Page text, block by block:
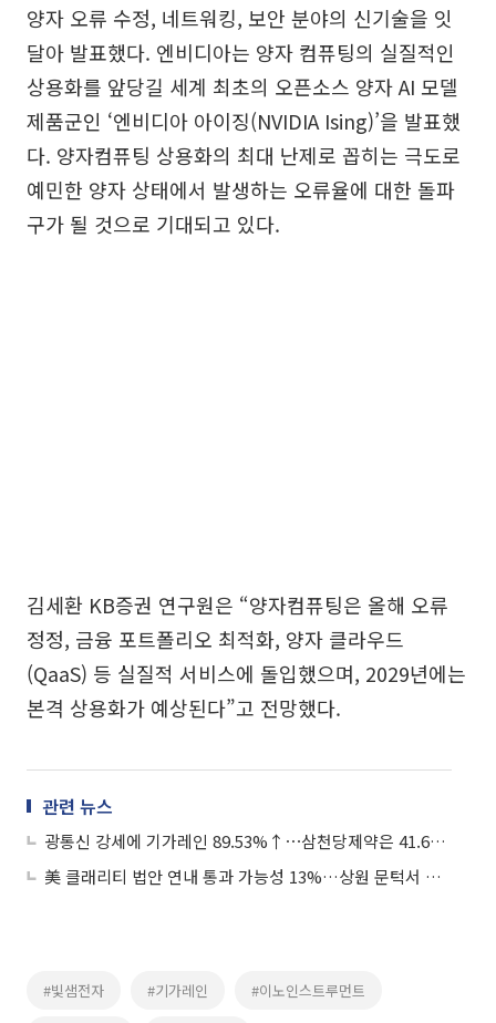
양자 오류 수정, 네트워킹, 보안 분야의 신기술을 잇
달아 발표했다. 엔비디아는 양자 컴퓨팅의 실질적인
상용화를 앞당길 세계 최초의 오픈소스 양자 AI 모델
제품군인 ‘엔비디아 아이징(NVIDIA Ising)’을 발표했
다. 양자컴퓨팅 상용화의 최대 난제로 꼽히는 극도로
예민한 양자 상태에서 발생하는 오류율에 대한 돌파
구가 될 것으로 기대되고 있다.
김세환 KB증권 연구원은 “양자컴퓨팅은 올해 오류
정정, 금융 포트폴리오 최적화, 양자 클라우드
(QaaS) 등 실질적 서비스에 돌입했으며, 2029년에는
본격 상용화가 예상된다”고 전망했다.
관련 뉴스
광통신 강세에 기가레인 89.53%↑⋯삼천당제약은 41.67%↓
美 클래리티 법안 연내 통과 가능성 13%…상원 문턱서 제동
#빛샘전자 #기가레인 #이노인스트루먼트